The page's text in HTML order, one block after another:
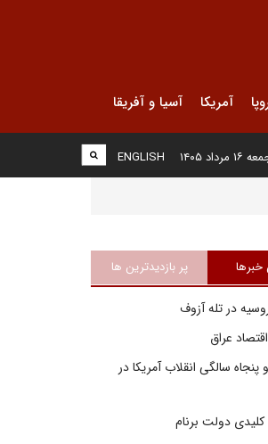
آمریکا آسیا و آفریقا
ENGLISH ۱۶ مرداد ۱۴۰۵
پر بازدیدترین ها
در تله آزوف
عراق
سالگی انقلاب آمریکا در
دولت برنام